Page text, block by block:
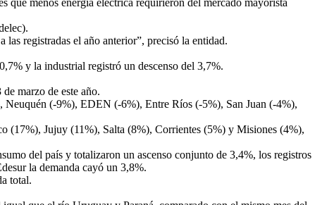
registradas el año anterior”, precisó la entidad.
y la industrial registró un descenso del 3,7%.
marzo de este año.
Neuquén (-9%), EDEN (-6%), Entre Ríos (-5%), San Juan (-4%),
(17%), Jujuy (11%), Salta (8%), Corrientes (5%) y Misiones (4%),
del país y totalizaron un ascenso conjunto de 3,4%, los registros
la demanda cayó un 3,8%.
total.